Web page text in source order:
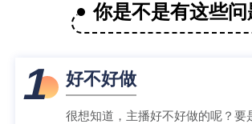
你是不是有这些问
1 好不好做
很想知道，主播好不好做的呢？要